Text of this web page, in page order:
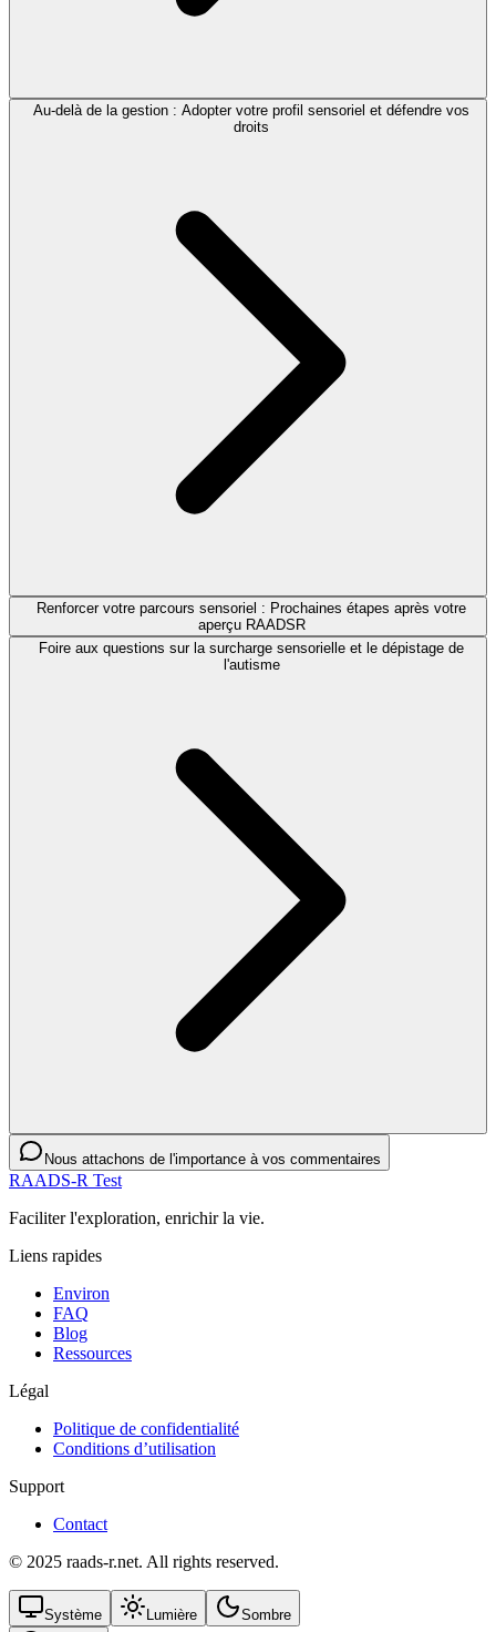
Au-delà de la gestion : Adopter votre profil sensoriel et défendre vos
droits
Renforcer votre parcours sensoriel : Prochaines étapes après votre
aperçu RAADSR
Foire aux questions sur la surcharge sensorielle et le dépistage de
l'autisme
Nous attachons de l'importance à vos commentaires
RAADS-R Test
Faciliter l'exploration, enrichir la vie.
Liens rapides
Environ
FAQ
Blog
Ressources
Légal
Politique de confidentialité
Conditions d’utilisation
Support
Contact
© 2025 raads-r.net. All rights reserved.
Système Lumière Sombre